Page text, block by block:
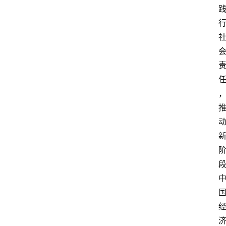
践
行
社
会
责
任
，
推
动
新
阶
段
中
国
经
济